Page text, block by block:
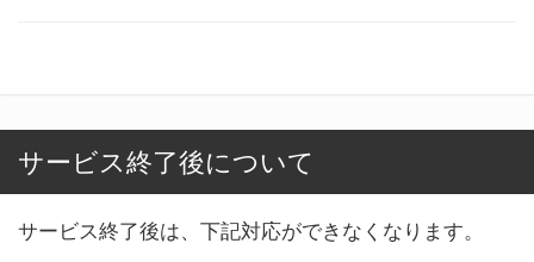
サービス終了後について
サービス終了後は、下記対応ができなくなります。